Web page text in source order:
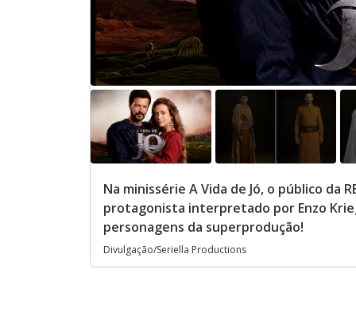
Na minissérie A Vida de Jó, o público da
protagonista interpretado por Enzo
personagens da superprodução!
Divulgação/Seriella Productions